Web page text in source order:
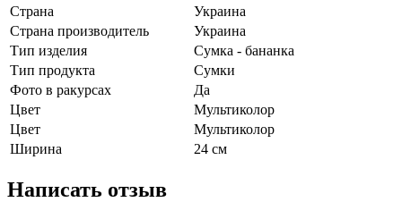
Страна
Украина
Страна производитель
Украина
Тип изделия
Сумка - бананка
Тип продукта
Сумки
Фото в ракурсах
Да
Цвет
Мультиколор
Цвет
Мультиколор
Ширина
24 см
Написать отзыв